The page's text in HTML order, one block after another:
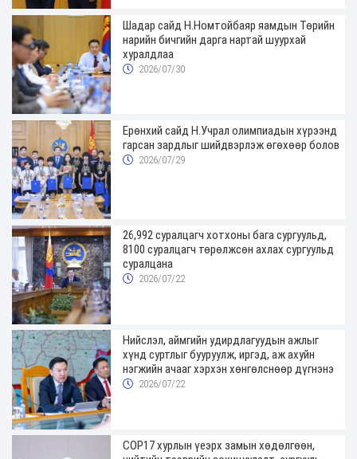
Шадар сайд Н.Номтойбаяр яамдын Төрийн
нарийн бичгийн дарга нартай шуурхай
хуралдлаа
2026/07/30
Ерөнхий сайд Н.Учрал олимпиадын хүрээнд
гарсан зардлыг шийдвэрлэж өгөхөөр болов
2026/07/29
26,992 суралцагч хотхоны бага сургуульд,
8100 суралцагч төрөлжсөн ахлах сургуульд
суралцана
2026/07/22
Нийслэл, аймгийн удирдлагуудын ажлыг
хүнд суртлыг бууруулж, иргэд, аж ахуйн
нэгжийн ачааг хэрхэн хөнгөлснөөр дүгнэнэ
2026/07/22
COP17 хурлын үеэрх замын хөдөлгөөн,